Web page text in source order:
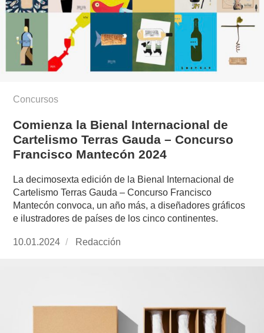
Concursos
Comienza la Bienal Internacional de
Cartelismo Terras Gauda – Concurso
Francisco Mantecón 2024
La decimosexta edición de la Bienal Internacional de
Cartelismo Terras Gauda – Concurso Francisco
Mantecón convoca, un año más, a diseñadores gráficos
e ilustradores de países de los cinco continentes.
Publicado
10.01.2024 https://www.experimenta.es/author/redaccion/
Redacción